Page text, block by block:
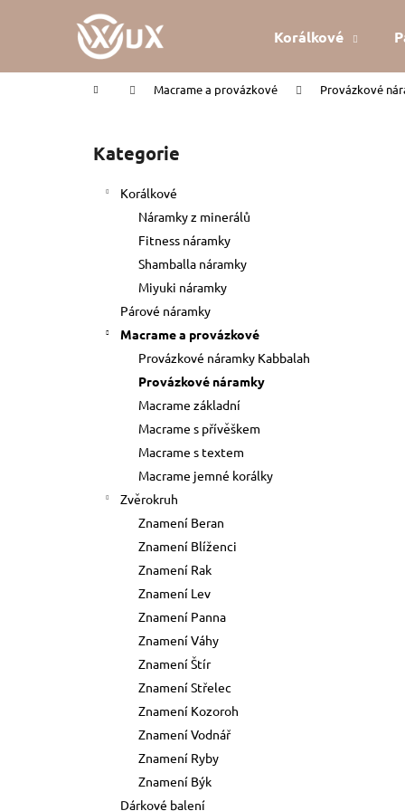
Korálkové
Domů Macrame a provázkové Provázkové
Přeskočit
kategorie
Kategorie
Korálkové
Náramky z minerálů
Fitness náramky
Shamballa náramky
Miyuki náramky
Párové náramky
Macrame a provázkové
Provázkové náramky Kabbalah
Provázkové náramky
Macrame základní
Macrame s přívěškem
Macrame s textem
Macrame jemné korálky
Zvěrokruh
Znamení Beran
Znamení Blíženci
Znamení Rak
Znamení Lev
Znamení Panna
Znamení Váhy
Znamení Štír
Znamení Střelec
Znamení Kozoroh
Znamení Vodnář
Znamení Ryby
Znamení Býk
Dárkové balení
í
Zpět
do
Zpět
do
KABBALAH ČERVENÝ NÁRAMEK
Původně: 89 Kč